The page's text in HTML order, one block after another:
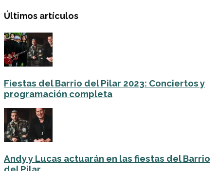
Últimos artículos
Fiestas del Barrio del Pilar 2023: Conciertos y
programación completa
Andy y Lucas actuarán en las fiestas del Barrio